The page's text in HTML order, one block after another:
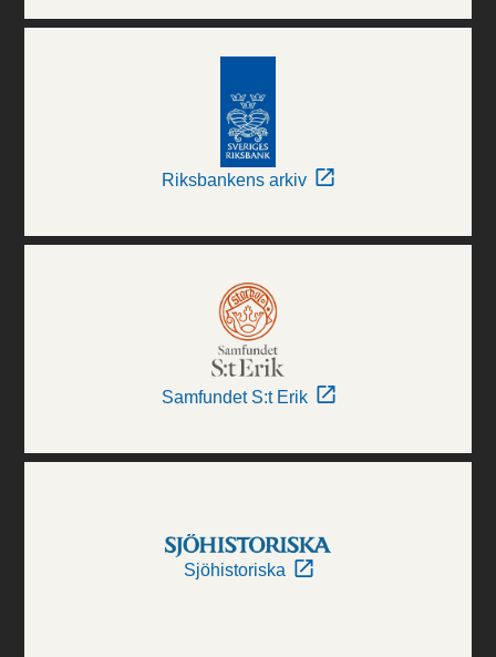
Riksbankens arkiv
Samfundet S:t Erik
Sjöhistoriska